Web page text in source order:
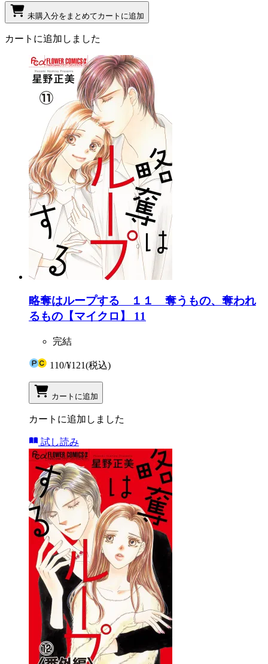
未購入分をまとめてカートに追加
カートに追加しました
略奪はループする １１ 奪うもの、奪われ
るもの【マイクロ】 11
完結
110/¥121(税込)
カートに追加
カートに追加しました
試し読み